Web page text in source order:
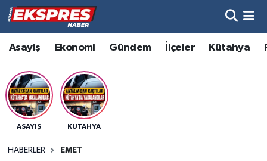
Asayiş Ekonomi Gündem İlçeler Kütahya
ASAYIŞ KÜTAHYA
HABERLER EMET
Altıntaş
Asayiş
Aslanapa
Hava Durumu
Trafik Durumu
Süper Lig Puan Durumu ve Fikstür